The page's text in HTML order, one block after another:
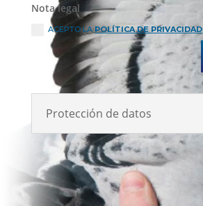
Nota legal
ACEPTO LAPOLÍTICA DE PRIVACIDAD
Protección de datos